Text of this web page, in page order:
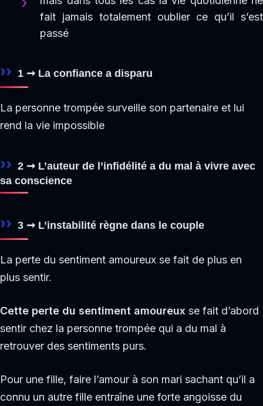
fait jamais totalement oublier ce qu’il s’est
passé
1 ➞ La confiance a disparu
La personne trompée surveille son partenaire et lui
rend la vie impossible
2 ➞ L’auteur de l’infidélité a du mal à vivre avec
sa conscience
3 ➞ L’instabilité règne dans le couple
La perte du sentiment amoureux se fait de plus en
plus sentir.
Cette perte du sentiment amoureux se fait d’abord
sentir chez la personne trompée qui a du mal à
retrouver des sentiments purs.
Pour une fille, faire l’amour à son mari sachant qu’il a
connu un autre fille entraîne une forte angoisse du